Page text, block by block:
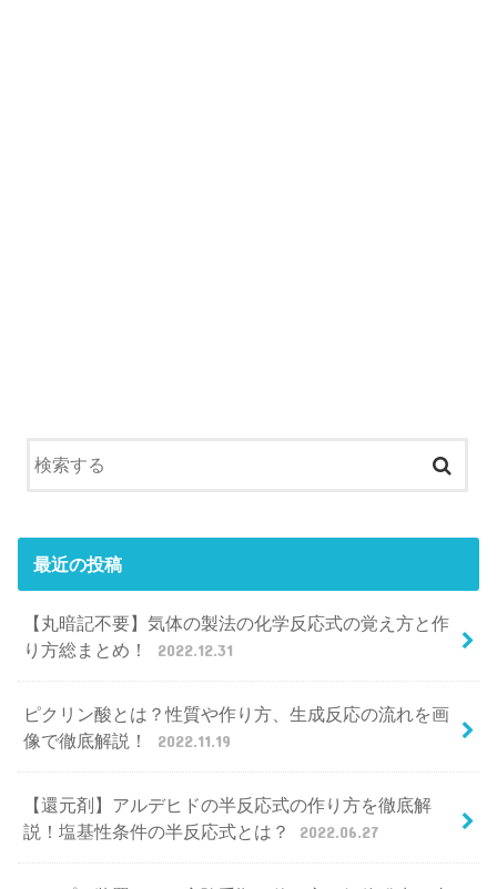
最近の投稿
【丸暗記不要】気体の製法の化学反応式の覚え方と作
り方総まとめ！
2022.12.31
ピクリン酸とは？性質や作り方、生成反応の流れを画
像で徹底解説！
2022.11.19
【還元剤】アルデヒドの半反応式の作り方を徹底解
説！塩基性条件の半反応式とは？
2022.06.27